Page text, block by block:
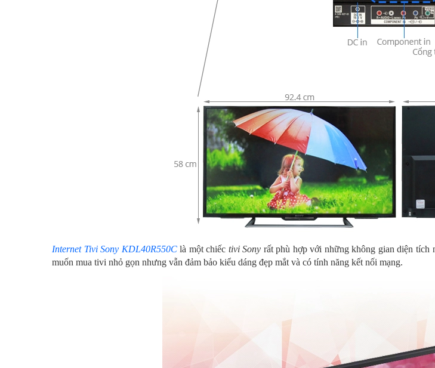
Internet Tivi Sony KDL40R550Clà một chiếc tivi Sony rất phù hợp với những không gian diện
muốn mua tivi nhỏ gọn nhưng vẫn đảm bảo kiểu dáng đẹp mắt và có tính năng kết nối mạng.